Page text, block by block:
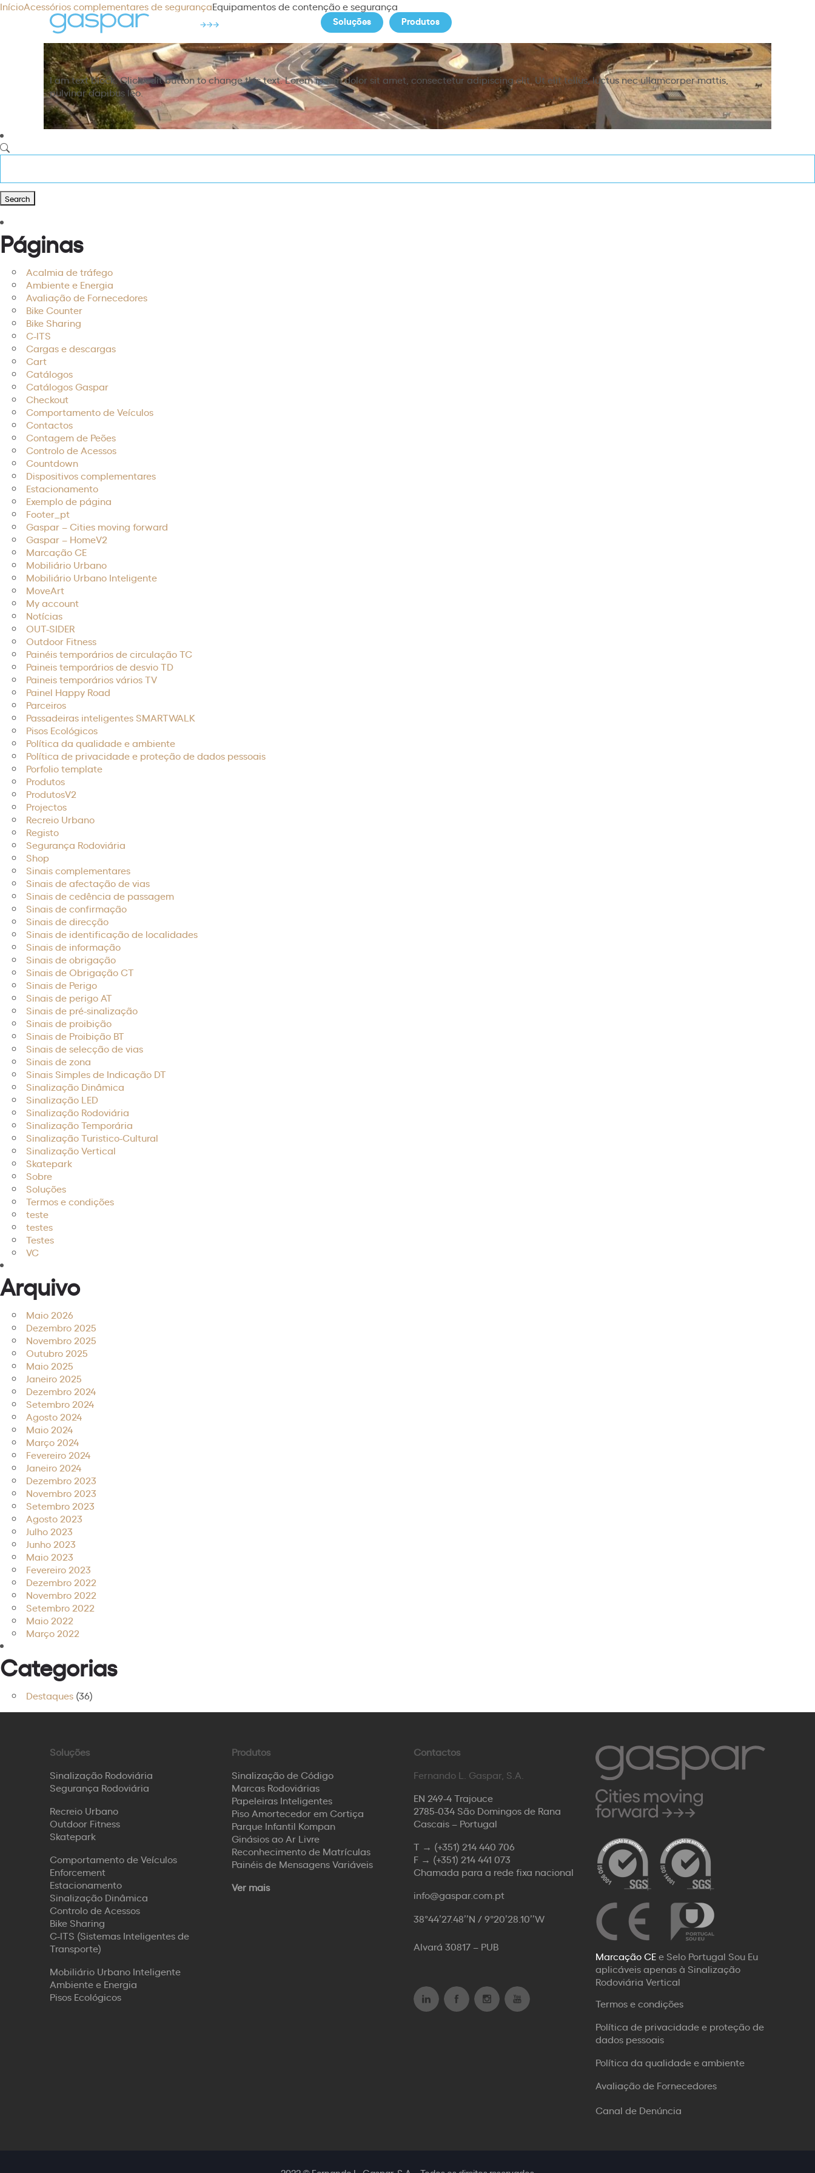
Soluções Produtos
InícioAcessórios complementares de segurançaEquipamentos de contenção e segurança
I am text block. Click edit button to change this text. Lorem ipsum dolor sit amet, consectetur adipiscing elit. Ut elit tellus, luctus nec ullamcorper mattis,
pulvinar dapibus leo.
Páginas
Acalmia de tráfego
Ambiente e Energia
Avaliação de Fornecedores
Bike Counter
Bike Sharing
C-ITS
Cargas e descargas
Cart
Catálogos
Catálogos Gaspar
Checkout
Comportamento de Veículos
Contactos
Contagem de Peões
Controlo de Acessos
Countdown
Dispositivos complementares
Estacionamento
Exemplo de página
Footer_pt
Gaspar – Cities moving forward
Gaspar – HomeV2
Marcação CE
Mobiliário Urbano
Mobiliário Urbano Inteligente
MoveArt
My account
Notícias
OUT-SIDER
Outdoor Fitness
Painéis temporários de circulação TC
Paineis temporários de desvio TD
Paineis temporários vários TV
Painel Happy Road
Parceiros
Passadeiras inteligentes SMARTWALK​
Pisos Ecológicos
Política da qualidade e ambiente
Política de privacidade e proteção de dados pessoais
Porfolio template
Produtos
ProdutosV2
Projectos
Recreio Urbano
Registo
Segurança Rodoviária
Shop
Sinais complementares
Sinais de afectação de vias
Sinais de cedência de passagem
Sinais de confirmação
Sinais de direcção
Sinais de identificação de localidades
Sinais de informação
Sinais de obrigação
Sinais de Obrigação CT
Sinais de Perigo
Sinais de perigo AT
Sinais de pré-sinalização
Sinais de proibição
Sinais de Proibição BT
Sinais de selecção de vias
Sinais de zona
Sinais Simples de Indicação DT
Sinalização Dinâmica
Sinalização LED
Sinalização Rodoviária
Sinalização Temporária
Sinalização Turistico-Cultural
Sinalização Vertical
Skatepark
Sobre
Soluções
Termos e condições
teste
testes
Testes
VC
Arquivo
Maio 2026
Dezembro 2025
Novembro 2025
Outubro 2025
Maio 2025
Janeiro 2025
Dezembro 2024
Setembro 2024
Agosto 2024
Maio 2024
Março 2024
Fevereiro 2024
Janeiro 2024
Dezembro 2023
Novembro 2023
Setembro 2023
Agosto 2023
Julho 2023
Junho 2023
Maio 2023
Fevereiro 2023
Dezembro 2022
Novembro 2022
Setembro 2022
Maio 2022
Março 2022
Categorias
Destaques (36)
Soluções
Sinalização Rodoviária
Segurança Rodoviária
Recreio Urbano
Outdoor Fitness
Skatepark
Comportamento de Veículos
Enforcement
Estacionamento
Sinalização Dinâmica
Controlo de Acessos
Bike Sharing
C-ITS (Sistemas Inteligentes de
Transporte)
Mobiliário Urbano Inteligente
Ambiente e Energia
Pisos Ecológicos
Produtos
Sinalização de Código
Marcas Rodoviárias
Papeleiras Inteligentes
Piso Amortecedor em Cortiça
Parque Infantil Kompan
Ginásios ao Ar Livre
Reconhecimento de Matrículas
Painéis de Mensagens Variáveis
Ver mais
Contactos
Fernando L. Gaspar, S.A.
EN 249-4 Trajouce
2785-034 São Domingos de Rana
Cascais – Portugal
T → (+351) 214 440 706
F → (+351) 214 441 073
Chamada para a rede fixa nacional
info@gaspar.com.pt
38°44’27.48’’N / 9°20’28.10’’W
Alvará 30817 – PUB
Marcação CEe Selo Portugal Sou Eu
aplicáveis apenas à Sinalização
Rodoviária Vertical
Termos e condições
Política de privacidade e proteção de
dados pessoais
Política da qualidade e ambiente
Avaliação de Fornecedores
Canal de Denúncia